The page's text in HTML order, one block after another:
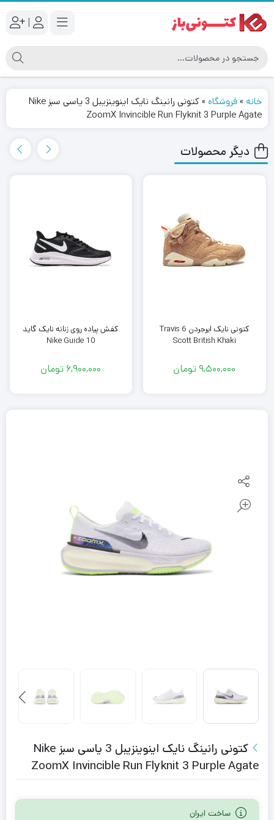
|
خانه »فروشگاه »
کتونی رانینگ نایک اینوینزیبل 3 یاسی سبز Nike
ZoomX Invincible Run Flyknit 3 Purple Agate
دیگر محصولات
کتونی نایک ایرجردن 6 Travis
Scott British Khaki
9,500,000تومان
کفش پیاده روی زنانه نایک گاید
Nike Guide 10
6,900,000 تومان
کتونی رانینگ نایک اینوینزیبل 3 یاسی سبز Nike
ZoomX Invincible Run Flyknit 3 Purple Agate
ساخت ایران